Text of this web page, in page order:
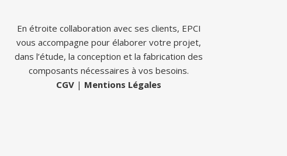
En étroite collaboration avec ses clients, EPCI
vous accompagne pour élaborer votre projet,
dans l’étude, la conception et la fabrication des
composants nécessaires à vos besoins.
CGV | Mentions Légales